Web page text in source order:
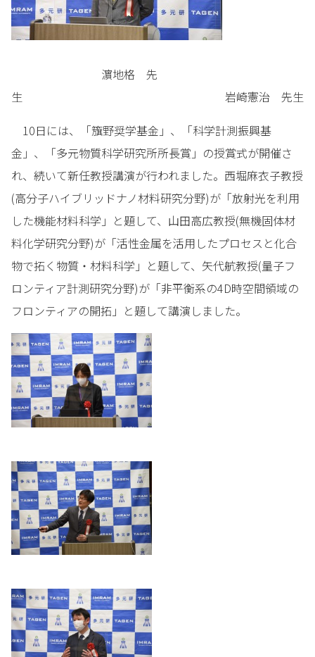
濵地格 先
生 岩崎憲治 先生
10日には、「籏野奨学基金」、「科学計測振興基
金」、「多元物質科学研究所所長賞」の授賞式が開催さ
れ、続いて新任教授講演が行われました。西堀麻衣子教授
(高分子ハイブリッドナノ材料研究分野)が「放射光を利用
した機能材料科学」と題して、山田高広教授(無機固体材
料化学研究分野)が「活性金属を活用したプロセスと化合
物で拓く物質・材料科学」と題して、矢代航教授(量子フ
ロンティア計測研究分野)が「非平衡系の4D時空間領域の
フロンティアの開拓」と題して講演しました。